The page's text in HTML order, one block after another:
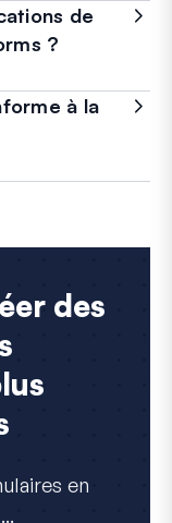
de
?
à la
des
en